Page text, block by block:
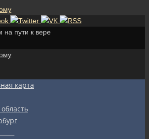
карта